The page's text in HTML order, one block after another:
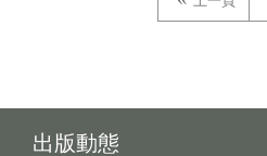
出版動態